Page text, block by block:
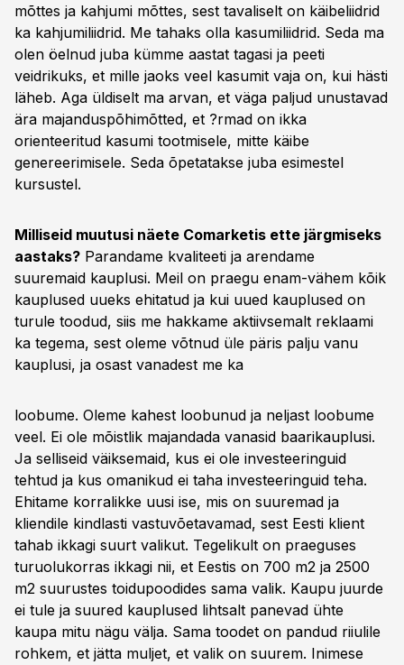
mõttes ja kahjumi mõttes, sest tavaliselt on käibeliidrid
ka kahjumiliidrid. Me tahaks olla kasumiliidrid. Seda ma
olen öelnud juba kümme aastat tagasi ja peeti
veidrikuks, et mille jaoks veel kasumit vaja on, kui hästi
läheb. Aga üldiselt ma arvan, et väga paljud unustavad
ära majanduspõhimõtted, et ?rmad on ikka
orienteeritud kasumi tootmisele, mitte käibe
genereerimisele. Seda õpetatakse juba esimestel
kursustel.
Milliseid muutusi näete Comarketis ette järgmiseks
aastaks? Parandame kvaliteeti ja arendame
suuremaid kauplusi. Meil on praegu enam-vähem kõik
kauplused uueks ehitatud ja kui uued kauplused on
turule toodud, siis me hakkame aktiivsemalt reklaami
ka tegema, sest oleme võtnud üle päris palju vanu
kauplusi, ja osast vanadest me ka
loobume. Oleme kahest loobunud ja neljast loobume
veel. Ei ole mõistlik majandada vanasid baarikauplusi.
Ja selliseid väiksemaid, kus ei ole investeeringuid
tehtud ja kus omanikud ei taha investeeringuid teha.
Ehitame korralikke uusi ise, mis on suuremad ja
kliendile kindlasti vastuvõetavamad, sest Eesti klient
tahab ikkagi suurt valikut. Tegelikult on praeguses
turuolukorras ikkagi nii, et Eestis on 700 m2 ja 2500
m2 suurustes toidupoodides sama valik. Kaupu juurde
ei tule ja suured kauplused lihtsalt panevad ühte
kaupa mitu nägu välja. Sama toodet on pandud riiulile
rohkem, et jätta muljet, et valik on suurem. Inimese